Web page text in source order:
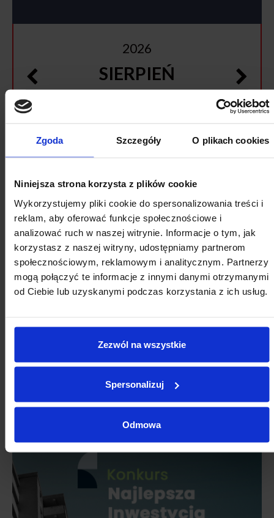
Zgoda Szczegóły O plikach cookies
Niniejsza strona korzysta z plików cookie
Wykorzystujemy pliki cookie do spersonalizowania treści i
reklam, aby oferować funkcje społecznościowe i
analizować ruch w naszej witrynie. Informacje o tym, jak
korzystasz z naszej witryny, udostępniamy partnerom
społecznościowym, reklamowym i analitycznym. Partnerzy
mogą połączyć te informacje z innymi danymi otrzymanymi
od Ciebie lub uzyskanymi podczas korzystania z ich usług.
Zezwól na wszystkie
Spersonalizuj
Odmowa
2026
SIERPIEŃ
Nd
27
30 1 2
3 4
10 11 12 13 14 15
17 18 19 20 21 22 23
24 25 26 27 28 29 30
4 6